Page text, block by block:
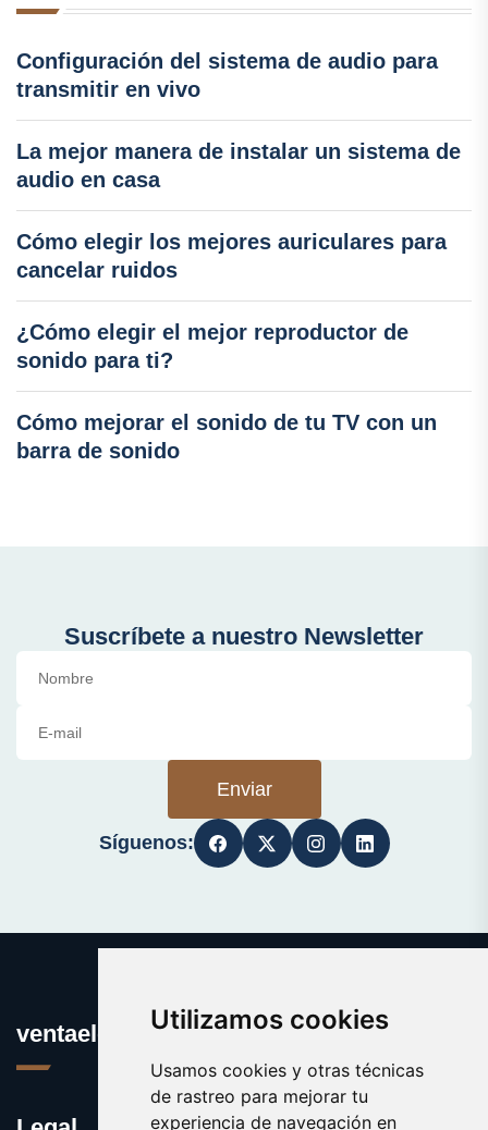
Utilizamos cookies
Usamos cookies y otras técnicas
de rastreo para mejorar tu
experiencia de navegación en
Configuración del sistema de audio para
transmitir en vivo
La mejor manera de instalar un sistema de
audio en casa
Cómo elegir los mejores auriculares para
cancelar ruidos
¿Cómo elegir el mejor reproductor de
sonido para ti?
Cómo mejorar el sonido de tu TV con un
barra de sonido
Suscríbete a nuestro Newsletter
Enviar
Síguenos:
ventaelectronica.es